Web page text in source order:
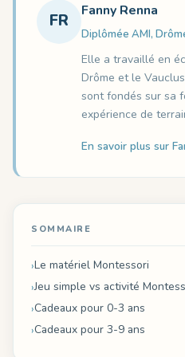
FR
Fanny Renna
Diplômée AMI,
Elle a travaillé en
Drôme et le
sont fondés sur sa
expérience de
En savoir plus sur
SOMMAIRE
Le matériel Montessori
Jeu simple vs activité
Cadeaux pour 0-3 ans
Cadeaux pour 3-9 ans